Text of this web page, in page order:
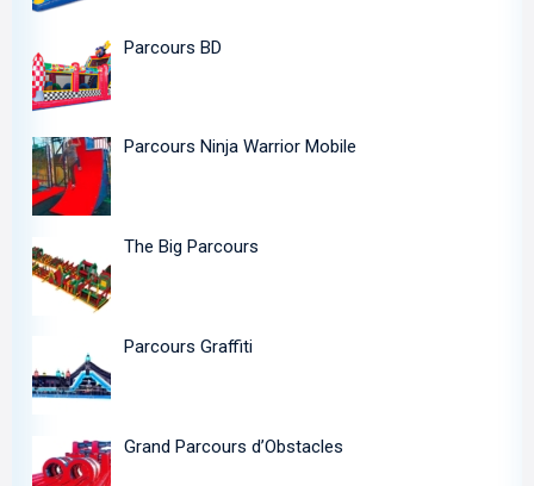
Parcours BD
Parcours Ninja Warrior Mobile
The Big Parcours
Parcours Graffiti
Grand Parcours d’Obstacles